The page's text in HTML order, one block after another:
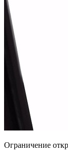
Ограничение